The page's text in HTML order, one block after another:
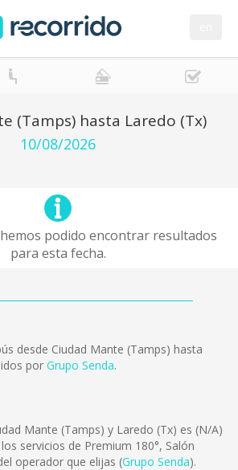
(Tamps) hasta Laredo (Tx)
10/08/2026
podido encontrar resultados
para esta fecha.
desde Ciudad Mante (Tamps) hasta
por Grupo Senda.
Mante (Tamps) y Laredo (Tx) es (N/A)
servicios de Premium 180°, Salón
operador que elijas (Grupo Senda).